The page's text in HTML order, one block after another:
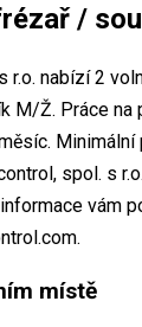
/
r.o. nabízí 2
Ž. Práce na
spol. s
vám
místě